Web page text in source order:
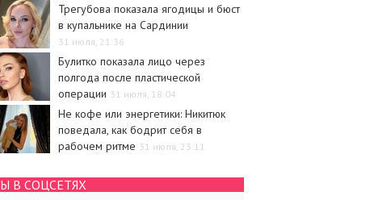
Трегубова показала ягодицы и бюст
в купальнике на Сардинии
31 июля, 21:36
Булитко показала лицо через
полгода после пластической
операции 31 июля, 18:04
Не кофе или энергетики: Никитюк
поведала, как бодрит себя в
рабочем ритме 31 июля, 23:11
В СОЦСЕТЯХ